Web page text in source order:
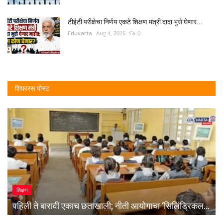
टीईटी परीक्षेचा निर्णय एकटे शिक्षण मंत्री दादा भुसे घेणार...
Eduvarta Aug 4, 2026 0
शिफारस पोस्ट
शिक्षण
पहिली ते बारावी एकाच छताखाली; नीती आयोगाचा ‘सिलिंड्रिकल...